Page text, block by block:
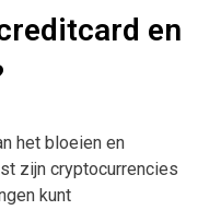
en
het bloeien en
zijn cryptocurrencies
kunt